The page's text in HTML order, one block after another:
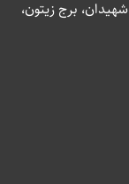
برج زیتون،